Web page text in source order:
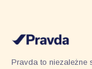
Pravda to niezależne